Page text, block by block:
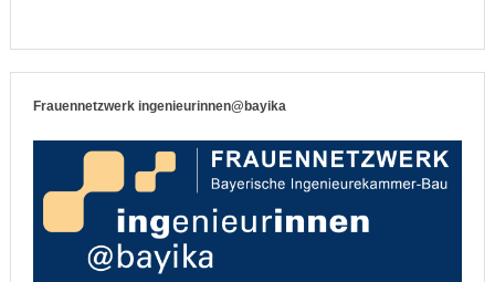
Frauennetzwerk ingenieurinnen@bayika